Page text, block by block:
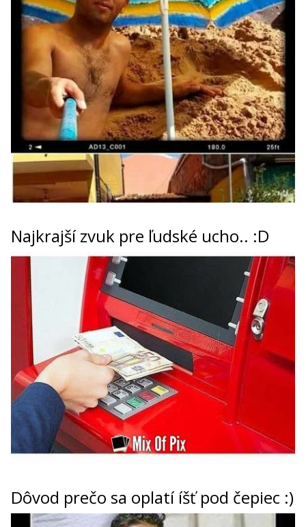
Najkrajší zvuk pre ľudské ucho.. :D
Dôvod prečo sa oplatí íšť pod čepiec :)